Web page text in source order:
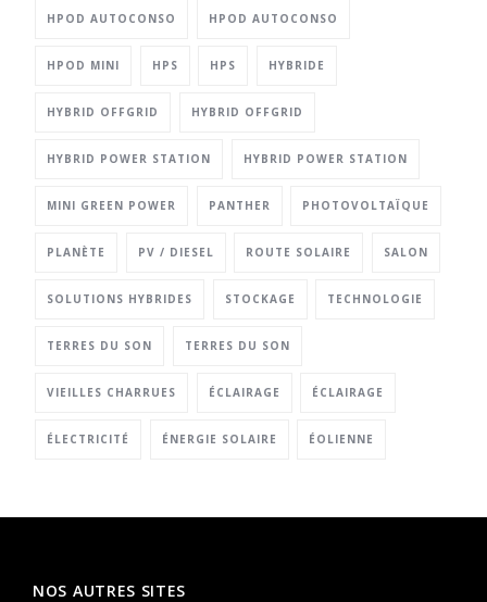
HPOD AUTOCONSO HPOD AUTOCONSO
HPOD MINI HPS HPS HYBRIDE
HYBRID OFFGRID HYBRID OFFGRID
HYBRID POWER STATION HYBRID POWER STATION
MINI GREEN POWER PANTHER PHOTOVOLTAÏQUE
PLANÈTE PV / DIESEL ROUTE SOLAIRE SALON
SOLUTIONS HYBRIDES STOCKAGE TECHNOLOGIE
TERRES DU SON TERRES DU SON
VIEILLES CHARRUES ÉCLAIRAGE ÉCLAIRAGE
ÉLECTRICITÉ ÉNERGIE SOLAIRE ÉOLIENNE
NOS AUTRES SITES